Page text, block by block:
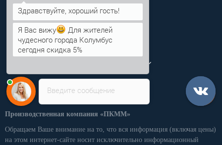
Информация
Категории
Производственная компания «ПКММ»
Обращаем Ваше внимание на то, что вся информация (включая цены)
на этом интернет-сайте носит исключительно информационный
Введите сообщение
Здравствуйте, хороший гость!
Я Вас вижу
Для жителей
чудесного города Колумбус
сегодня скидка 5%